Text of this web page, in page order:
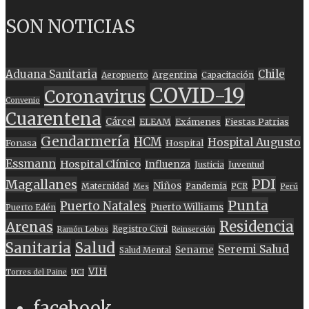
SON NOTICIAS
Aduana Sanitaria Aeropuerto Argentina Capacitación Chile
Convenio Coronavirus COVID-19
Cuarentena Cárcel ELEAM Exámenes Fiestas Patrias
Fonasa Gendarmería HCM Hospital Hospital Augusto
Essmann Hospital Clínico Influenza Justicia Juventud
Magallanes Maternidad Mes Niños Pandemia PCR PDI Perú
Puerto Edén Puerto Natales Puerto Williams Punta
Arenas Ramón Lobos Registro Civil Reinserción Residencia
Sanitaria Salud Salud Mental Sename Seremi Salud
Torres del Paine UCI VIH